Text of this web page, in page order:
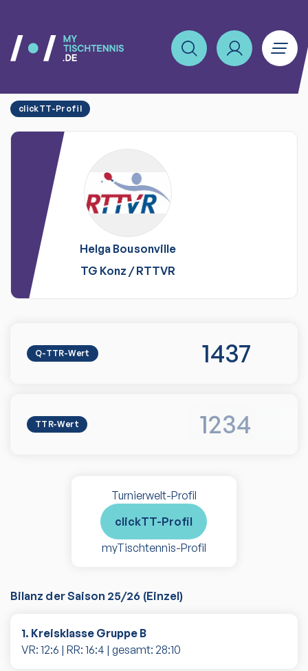
clickTT-Profil
Helga Bousonville
TG Konz /RTTVR
Q-TTR-Wert 1437
TTR-Wert 1234
Turnierwelt-Profil
clickTT-Profil
myTischtennis-Profil
Bilanz der Saison 25/26 (Einzel)
1. Kreisklasse Gruppe B
VR: 12:6 | RR: 16:4 | gesamt: 28:10